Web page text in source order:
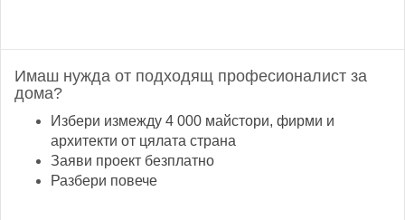
Имаш нужда от подходящ професионалист за
дома?
Избери измежду 4 000 майстори, фирми и
архитекти от цялата страна
Заяви проект безплатно
Разбери повече